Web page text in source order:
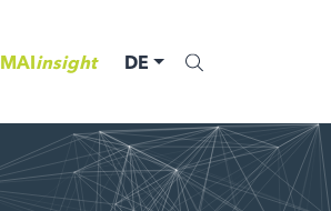
MAIinsight DE